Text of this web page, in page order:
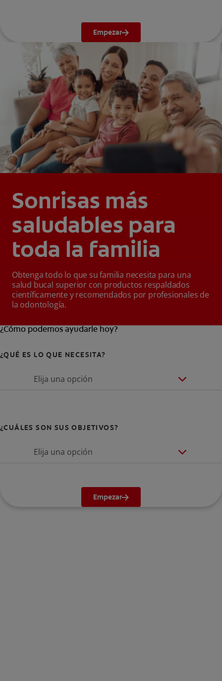
Empezar
Sonrisas más
saludables para
toda la familia
Obtenga todo lo que su familia necesita para una
salud bucal superior con productos respaldados
científicamente y recomendados por profesionales de
la odontología.
¿Cómo podemos ayudarle hoy?
¿QUÉ ES LO QUE NECESITA?
Elija una opción
¿CUÁLES SON SUS OBJETIVOS?
Elija una opción
Empezar